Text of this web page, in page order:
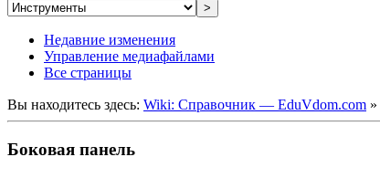
>
Недавние изменения
Управление медиафайлами
Все страницы
Вы находитесь здесь: Wiki: Справочник — EduVdom.com »
Боковая панель